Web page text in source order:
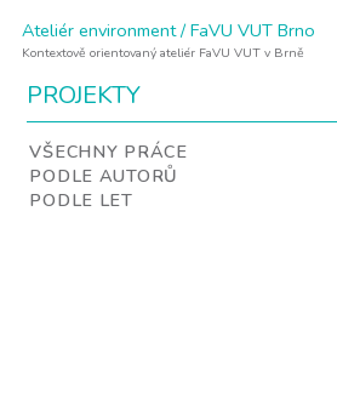
Ateliér environment / FaVU VUT Brno
Kontextově orientovaný ateliér FaVU VUT v Brně
PROJEKTY
VŠECHNY PRÁCE
PODLE AUTORŮ
PODLE LET